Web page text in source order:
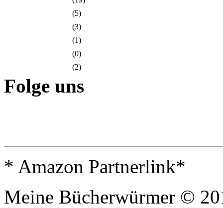
(5)
(3)
(1)
(0)
(2)
Folge uns
* Amazon Partnerlink*
Meine Bücherwürmer ©